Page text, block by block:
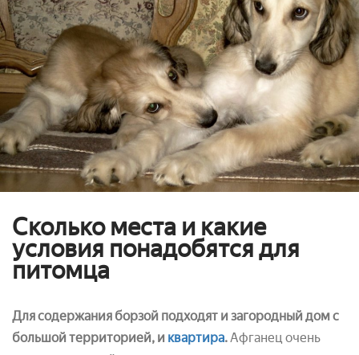
Сколько места и какие
условия понадобятся для
питомца
Для содержания борзой подходят и загородный дом с
большой территорией, и квартира.Афганец очень